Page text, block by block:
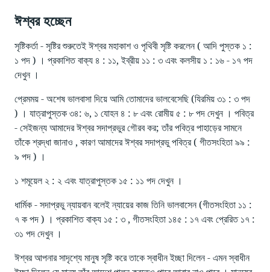
ঈশ্বর হচ্ছেন
সৃষ্টিকর্তা - সৃষ্টির শুরুতেই ঈশ্বর মহাকাশ ও পৃথিবী সৃষ্টি করলেন ( আদি পুস্তক ১ :
১ পদ ) । প্রকাশিত বাক্য ৪ : ১১, ইব্রীয় ১১ : ৩ এবং কলসীয় ১ : ১৬ - ১৭ পদ
দেখুন ।
প্রেমময় - অশেষ ভালবাসা দিয়ে আমি তোমাদের ভালবেসেছি (যিরমিয় ৩১ : ৩ পদ
) । যাত্রাপুস্তক ৩৪: ৬, ১ যোহন ৪ : ৮ এবং রোমীয় ৫ : ৮ পদ দেখুন । পবিত্র
- সেইজন্য আমাদের ঈশ্বর সদাপ্রভুর গৌরব কর; তাঁর পবিত্র পাহাড়ের সামনে
তাঁকে শ্রদ্ধা জানাও , কারণ আমাদের ঈশ্বর সদাপ্রভু পবিত্র ( গীতসংহিতা ৯৯ :
৯ পদ ) ।
১ শমূয়েল ২ : ২ এবং যাত্রাপুস্তক ১৫ : ১১ পদ দেখুন ।
ধার্মিক - সদাপ্রভু ন্যায়বান বলেই ন্যায়ের কাজ তিনি ভালবাসেন (গীতসংহিতা ১১ :
৭ ক পদ ) । প্রকাশিত বাক্য ১৫ : ৩ , গীতসংহিতা ১৪৫ : ১৭ এবং প্রেরিত ১৭ :
৩১ পদ দেখুন ।
ঈশ্বর আপনার সাদৃশ্যে মানুষ সৃষ্টি করে তাকে স্বাধীন ইচ্ছা দিলেন - এমন স্বাধীন